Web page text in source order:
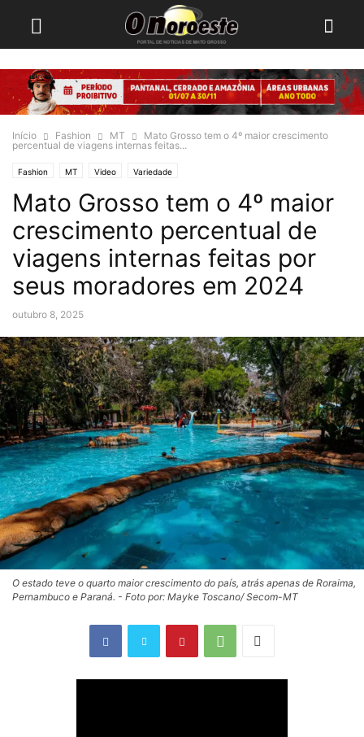
Início Fashion MT
Mato Grosso tem o 4º maior crescimento
percentual de viagens internas feitas...
Fashion MT Video Variedade
Mato Grosso tem o 4º maior
crescimento percentual de
viagens internas feitas por
seus moradores em 2024
outubro 8, 2025
O estado teve o quarto maior crescimento do país, atrás apenas de Roraima,
Pernambuco e Paraná. - Foto por: Mayke Toscano/ Secom-MT